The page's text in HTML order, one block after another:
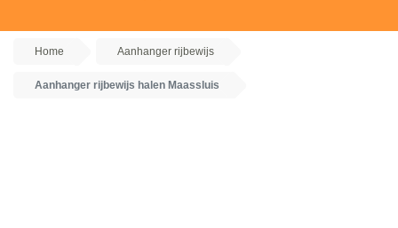
Home Aanhanger rijbewijs
Aanhanger rijbewijs halen Maassluis